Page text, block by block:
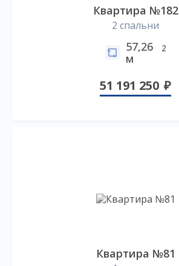
Квартира №182
2 спальни
57,26
м
2
51 191 250
Квартира №81